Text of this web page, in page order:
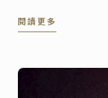
閱讀更多